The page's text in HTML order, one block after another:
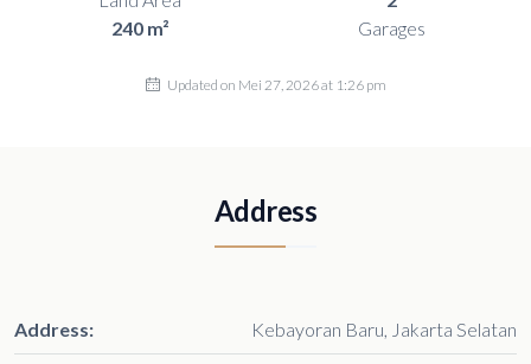
240 m²
Garages
Updated on Mei 27, 2026 at 1:26 pm
Address
Address: Kebayoran Baru, Jakarta Selatan